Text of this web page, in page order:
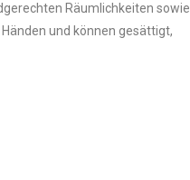
Räumlichkeiten sowie
und können gesättigt,